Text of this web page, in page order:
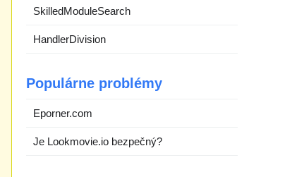
SkilledModuleSearch
HandlerDivision
Populárne problémy
Eporner.com
Je Lookmovie.io bezpečný?